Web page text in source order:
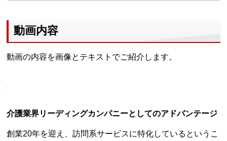
動画内容
動画の内容を画像とテキストでご紹介します。
介護業界リーディングカンパニーとしてのアドバンテージ
創業20年を迎え、訪問系サービスに特化しているというこ